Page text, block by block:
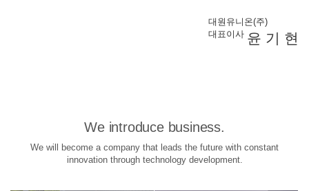
대원유니온(주)
대표이사 윤 기 현
We introduce business.
We will become a company that leads the future with constant
innovation through technology development.